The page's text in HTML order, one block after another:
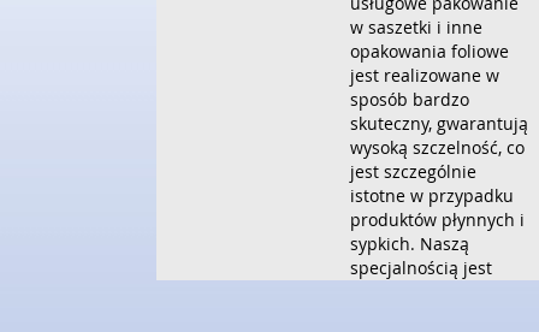
w saszetki i inne
opakowania foliowe
jest realizowane w
sposób bardzo
skuteczny, gwarantują
wysoką szczelność, co
jest szczególnie
istotne w przypadku
produktów płynnych i
sypkich. Naszą
specjalnością jest